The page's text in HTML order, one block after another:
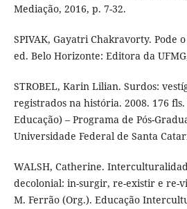
Mediação, 2016, p. 7-32.
SPIVAK, Gayatri Chakravorty. Pode
ed. Belo Horizonte: Editora da
STROBEL, Karin Lilian. Surdos:
registrados na história. 2008. 176
Educação) – Programa de Pós-
Universidade Federal de Santa
WALSH, Catherine.
decolonial: in-surgir, re-existir e re-
M. Ferrão (Org.). Educação